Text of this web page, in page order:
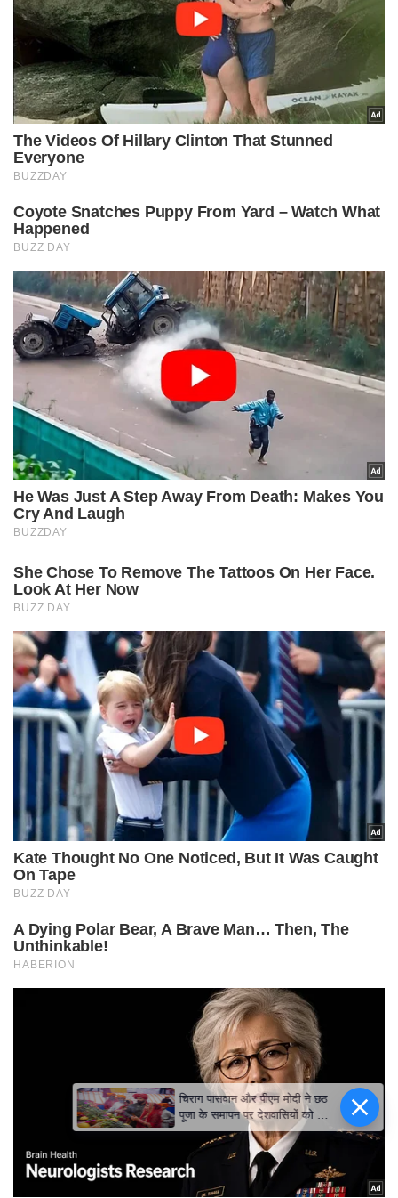
चिराग पासवान और पीएम मोदी ने छठ
पूजा के समापन पर देशवासियों को दी
शुभकामनाएं, छठी मैया से देश की
समृद्धि की कामना की